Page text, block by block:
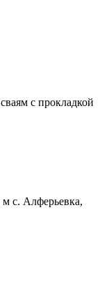
с прокладкой
с. Алферьевка,